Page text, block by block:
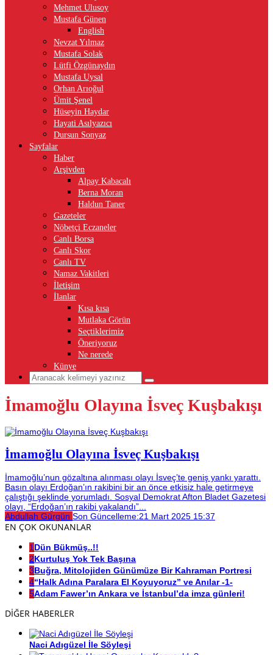
Mehmet Ulusoy
Mustafa Günen
English
Nevzat Yılmaz
Mustafa Solak
Lütfi Özgünaydın
Mustafa Uysal
Orhan Arıoğul
Ümit Şenel
Hüseyin Haydar
Hayati Asılyazıcı
Dursun Sonyaz
Sayfalar
Haber
Arşivden
Alpay Kabacalı
Berna Moran
Haldun Taner
Gazeteler
Nöbetçi Eczaneler
Canlı Borsa
Canlı Skor
Canlı TV
Namaz Vakitleri
İletişim
İlanlar
Kısa kısa
Mutlaka Görün
Seçtiklerimiz
Öneriyoruz
Ne nerede
Künye
İmamoğlu Olayına İsveç Kuşbakışı
İmamoğlu Olayına İsveç Kuşbakışı
İmamoğlu’nun gözaltına alınması olayı İsveç’te geniş yankı yarattı.
Basın olayı Erdoğan’ın rakibini bir an önce etkisiz hale getirmeye
çalıştığı şeklinde yorumladı. Sosyal Demokrat Afton Bladet Gazetesi
olayı, “Erdoğan’ın rakibi yakalandı”...
Abdullah Gürgün Son Güncelleme:21 Mart 2025 15:37
EN ÇOK OKUNANLAR
1Dün Bükmüş..!!
2Kurtuluş Yok Tek Başına
3Buğra, Mitolojiden Günümüze Bir Kahraman Portresi
4“Halk Adına Paralara El Koyuyoruz” ve Anılar -1-
5Adam Fawer’ın Ankara ve İstanbul’da imza günleri!
DİĞER HABERLER
Naci Adıgüzel İle Söyleşi